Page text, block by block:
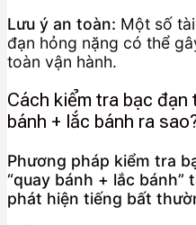
Lưu ý an toàn: Một số
đạn hỏng nặng có thể
toàn vận hành.
Cách kiểm tra bạc
bánh + lắc bánh ra
Phương pháp kiểm tra
“quay bánh + lắc bánh”
phát hiện tiếng bất